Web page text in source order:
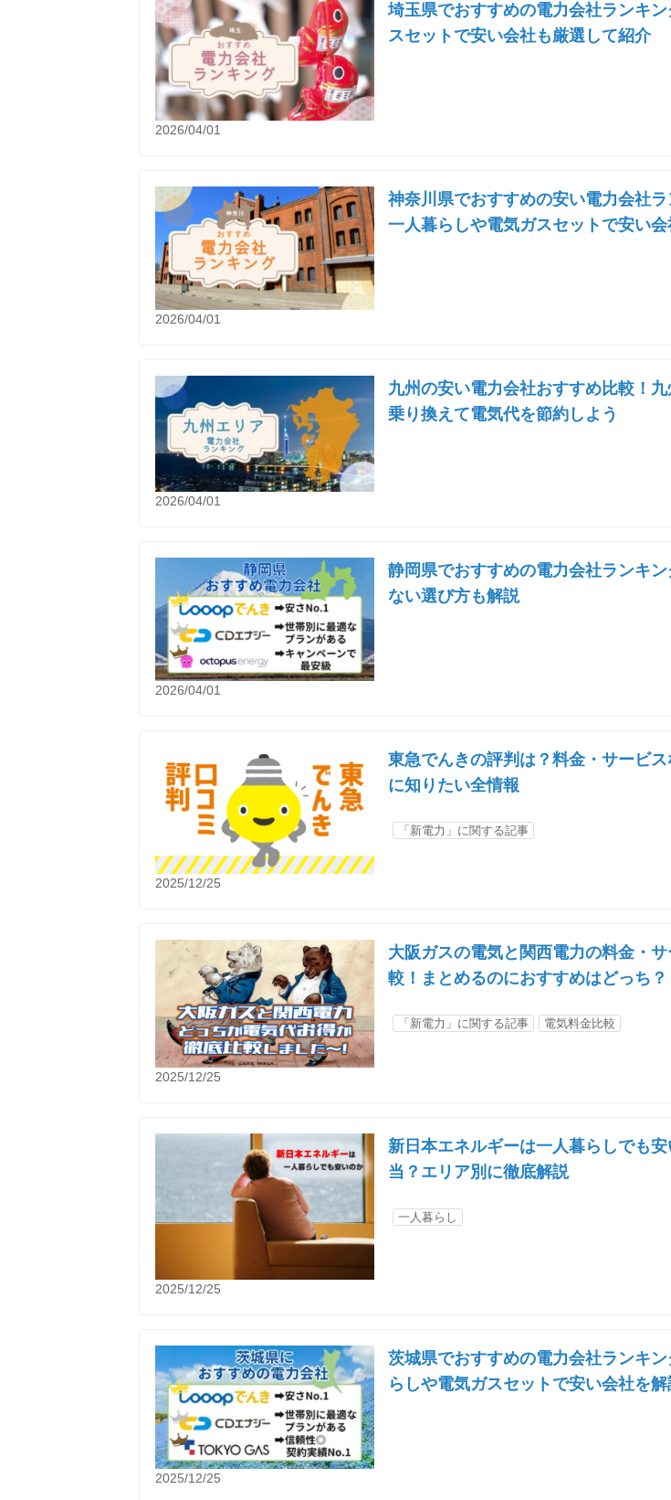
2026/04/01
埼玉県でおすすめの電力会社ランキ
スセットで安い会社も厳選して紹介
2026/04/01
神奈川県でおすすめの安い電力会社ラ
一人暮らしや電気ガスセットで安い
2026/04/01
九州の安い電力会社おすすめ比較！九
乗り換えて電気代を節約しよう
2026/04/01
静岡県でおすすめの電力会社ランキン
ない選び方も解説
2025/12/25
東急でんきの評判は？料金・サービ
に知りたい全情報
「新電力」に関する記事
2025/12/25
大阪ガスの電気と関西電力の料金・
較！まとめるのにおすすめはどっち？
「新電力」に関する記事 電気料金比較
2025/12/25
新日本エネルギーは一人暮らしでも
当？エリア別に徹底解説
一人暮らし
2025/12/25
茨城県でおすすめの電力会社ランキ
らしや電気ガスセットで安い会社を解